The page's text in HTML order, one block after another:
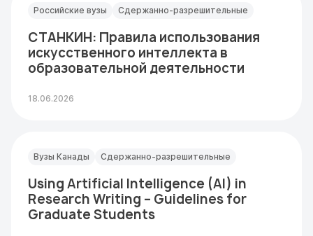
Российские вузы Сдержанно-разрешительные
СТАНКИН: Правила использования
искусственного интеллекта в
образовательной деятельности
18.06.2026
Вузы Канады Сдержанно-разрешительные
Using Artificial Intelligence (AI) in
Research Writing – Guidelines for
Graduate Students